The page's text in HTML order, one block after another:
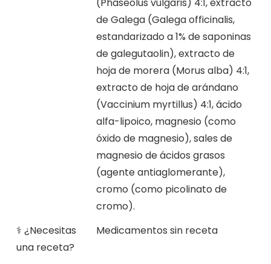
de Galega (Galega officinalis,
estandarizado a 1% de saponinas
de galegutaolin), extracto de
hoja de morera (Morus alba) 4:1,
extracto de hoja de arándano
(Vaccinium myrtillus) 4:1, ácido
alfa-lipoico, magnesio (como
óxido de magnesio), sales de
magnesio de ácidos grasos
(agente antiaglomerante),
cromo (como picolinato de
cromo).
⚕️ ¿Necesitas
una receta?
Medicamentos sin receta